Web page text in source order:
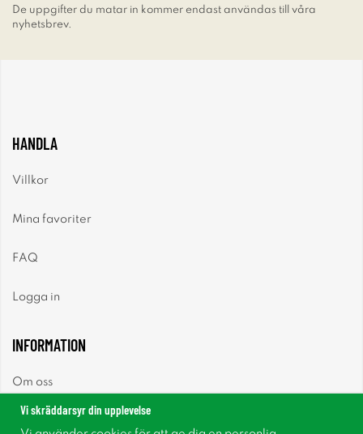
De uppgifter du matar in kommer endast användas till våra
nyhetsbrev.
HANDLA
Villkor
Mina favoriter
FAQ
Logga in
INFORMATION
Om oss
Vi skräddarsyr din upplevelse